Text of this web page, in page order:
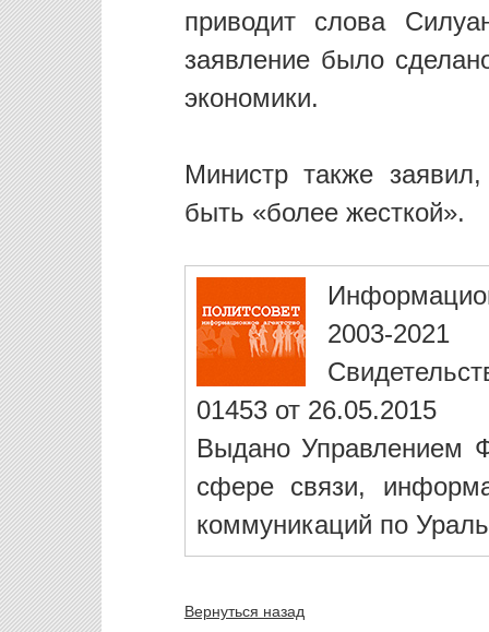
приводит слова
заявление было
экономики.
Министр также
быть «более жесткой».
2003-2021
01453 от 26.05.2015
Выдано Управлением
сфере связи,
коммуникаций по
Вернуться назад